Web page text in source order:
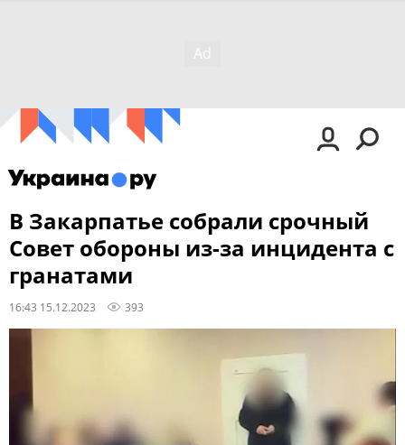
В Закарпатье собрали срочный
Совет обороны из-за инцидента с
гранатами
16:43 15.12.2023 393